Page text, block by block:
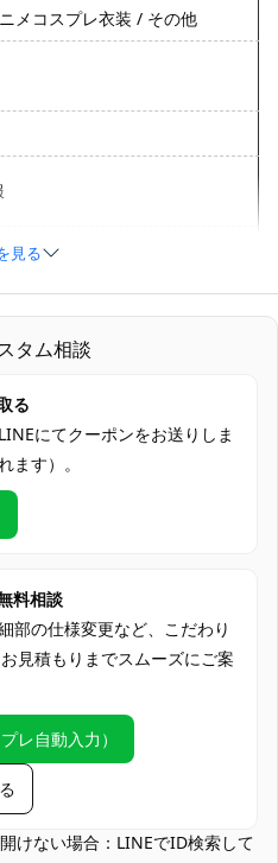
メコスプレ衣装 / その他
ピース、スカーフ、ベルト
ド
スプレイベント、ハロウィン、
祭、動画配信、推し活 など
の破れを避けてください
好家、アニメや漫画、ゲームフ
見る
タム相談
る
にてクーポンをお送りしま
ます）。
料相談
部の仕様変更など、こだわり
見積もりまでスムーズにご案
レ自動入力）
けない場合：LINEでID検索して